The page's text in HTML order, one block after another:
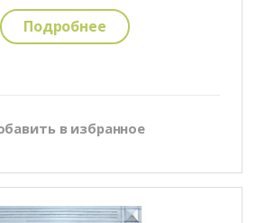
Подробнее
в избранное